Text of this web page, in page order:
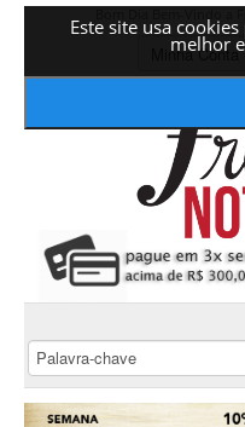
Este site usa
melhor